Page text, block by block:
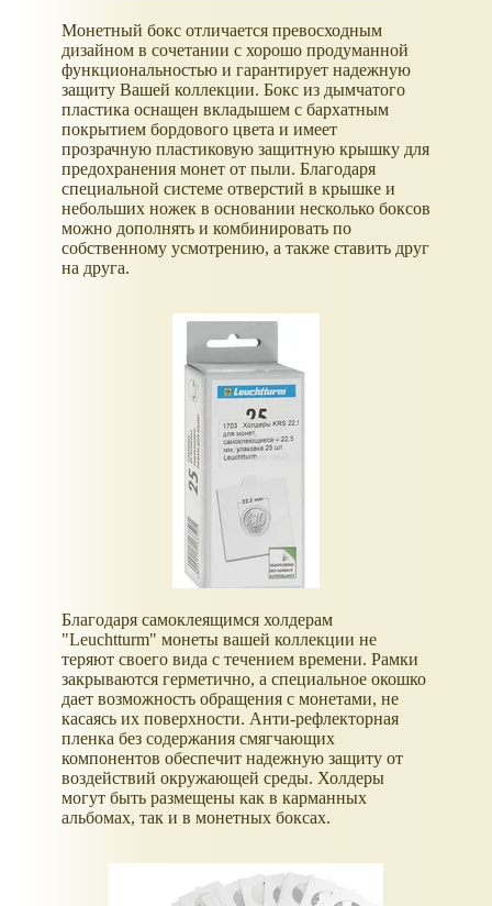
Монетный бокс отличается превосходным
дизайном в сочетании с хорошо продуманной
функциональностью и гарантирует надежную
защиту Вашей коллекции. Бокс из дымчатого
пластика оснащен вкладышем с бархатным
покрытием бордового цвета и имеет
прозрачную пластиковую защитную крышку для
предохранения монет от пыли. Благодаря
специальной системе отверстий в крышке и
небольших ножек в основании несколько боксов
можно дополнять и комбинировать по
собственному усмотрению, а также ставить друг
на друга.
Благодаря самоклеящимся холдерам
"Leuchtturm" монеты вашей коллекции не
теряют своего вида с течением времени. Рамки
закрываются герметично, а специальное окошко
дает возможность обращения с монетами, не
касаясь их поверхности. Анти-рефлекторная
пленка без содержания смягчающих
компонентов обеспечит надежную защиту от
воздействий окружающей среды. Холдеры
могут быть размещены как в карманных
альбомах, так и в монетных боксах.